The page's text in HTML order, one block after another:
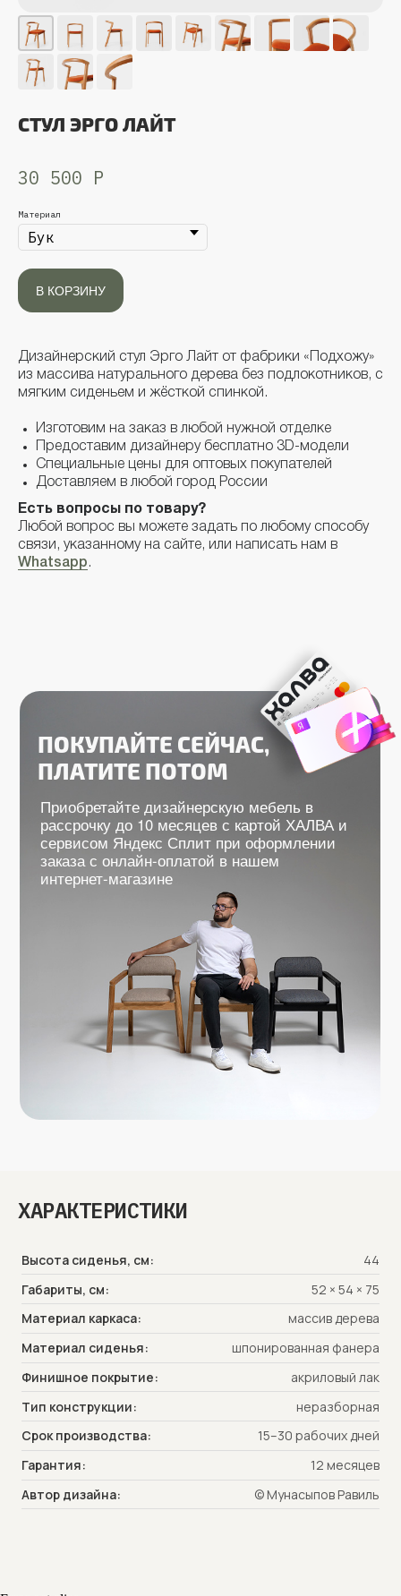
СТУЛ ЭРГО ЛАЙТ
30 500 Р
Материал
В КОРЗИНУ
Дизайнерский стул Эрго Лайт от фабрики «Подхожу»
из массива натурального дерева без подлокотников, с
мягким сиденьем и жёсткой спинкой.
Изготовим на заказ в любой нужной отделке
Предоставим дизайнеру бесплатно 3D-модели
Специальные цены для оптовых покупателей
Доставляем в любой город России
Есть вопросы по товару?
Любой вопрос вы можете задать по любому способу
связи, указанному на сайте, или написать нам в
Whatsapp .
ПОКУПАЙТЕ СЕЙЧАС,
ПЛАТИТЕ ПОТОМ
рассрочку до 10 месяцев с картой ХАЛВА и
сервисом Яндекс Сплит при оформлении
заказа с онлайн-оплатой в нашем
интернет-магазине
ХАРАКТЕРИСТИКИ
Высота сиденья, см:
44
Габариты, см:
52 × 54 × 75
Материал каркаса:
массив дерева
Материал сиденья:
шпонированная фанера
Финишное покрытие:
акриловый лак
Тип конструкции:
неразборная
Срок производства:
15–30 рабочих дней
Гарантия:
12 месяцев
Автор дизайна:
© Мунасыпов Равиль
ЭМАЛЬ
Чёрный
Коньяк
Белёное
ПРИМЕРЫ ОТДЕЛКИ ДЕРЕВА
Мы можем изготовить для вас мебель
практически в любом цвете. При необходимости,
вы можете приобрестиполный комплект выкрасов,
чтобы определиться, какой вариант отделки
подойдёт к интерьеру.